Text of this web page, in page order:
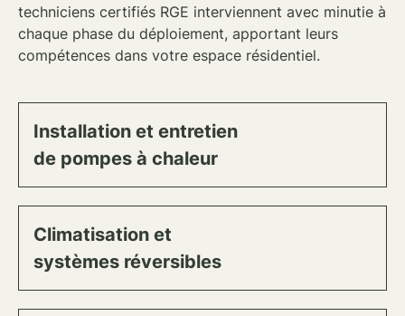
techniciens certifiés RGE interviennent avec minutie à
chaque phase du déploiement, apportant leurs
compétences dans votre espace résidentiel.
Installation et entretien
de pompes à chaleur
Climatisation et
systèmes réversibles